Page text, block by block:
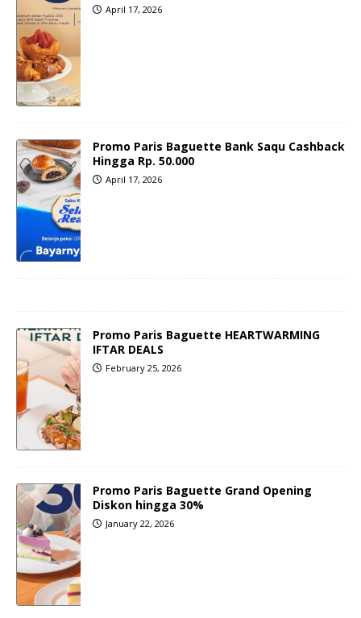
April 17, 2026
Promo Paris Baguette Bank Saqu Cashback
Hingga Rp. 50.000
April 17, 2026
Promo Paris Baguette HEARTWARMING
IFTAR DEALS
February 25, 2026
Promo Paris Baguette Grand Opening
Diskon hingga 30%
January 22, 2026